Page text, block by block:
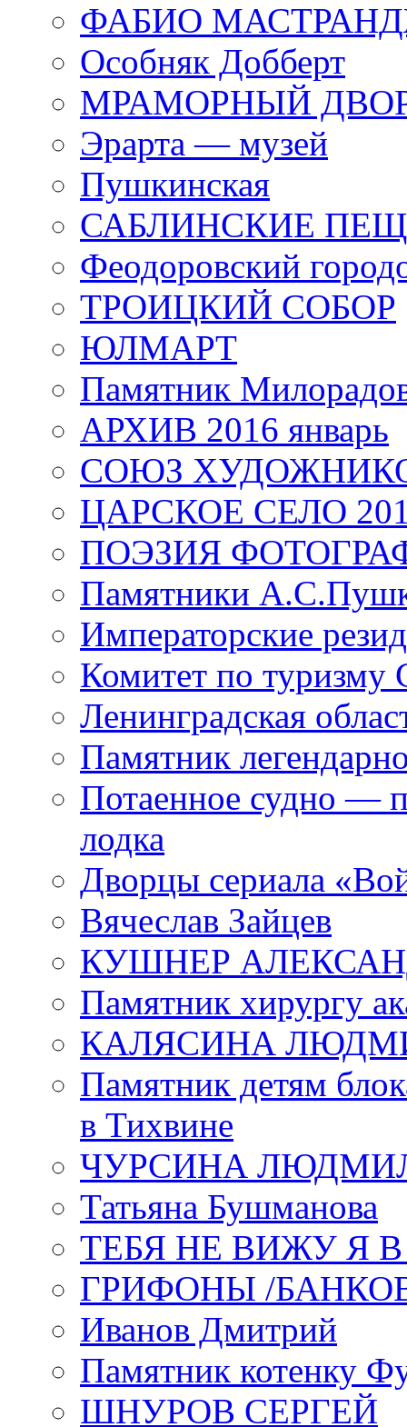
ФАБИО
Особняк Добберт
МРАМОРНЫЙ
Эрарта — музей
Пушкинская
САБЛИНСКИЕ
Феодоровский
ТРОИЦКИЙ СОБОР
ЮЛМАРТ
Памятник
АРХИВ 2016 январь
СОЮЗ
ЦАРСКОЕ СЕЛО
ПОЭЗИЯ
Памятники
Императорские
Комитет по туризму
Ленинградская
Памятник
Потаенное судно —
лодка
Дворцы сериала
Вячеслав Зайцев
КУШНЕР
Памятник хирургу
КАЛЯСИНА
Памятник детям
в Тихвине
ЧУРСИНА
Татьяна Бушманова
ТЕБЯ НЕ ВИЖУ Я
ГРИФОНЫ /
Иванов Дмитрий
Памятник котенку
ШНУРОВ СЕРГЕЙ